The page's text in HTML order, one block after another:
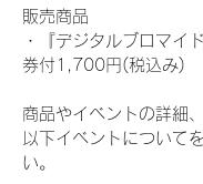
販売商品
・『デジタルブロマイ
券付1,700円(税込み)
商品やイベントの詳細
以下イベントについて
い。